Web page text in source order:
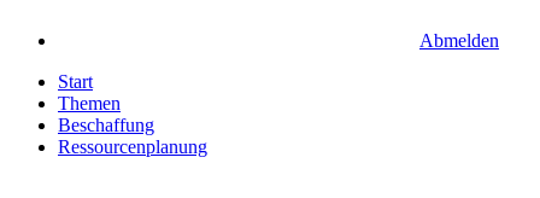
Abmelden
Start
Themen
Beschaffung
Ressourcenplanung